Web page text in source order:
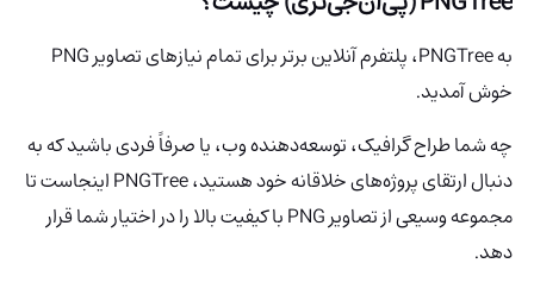
به PNGTree، پلتفرم آنلاین برتر برای تمام نیازهای تصاویر PNG
خوش آمدید.
چه شما طراح گرافیک، توسعه‌دهنده وب، یا صرفاً فردی باشید که به
دنبال ارتقای پروژه‌های خلاقانه خود هستید، PNGTree اینجاست تا
مجموعه وسیعی از تصاویر PNG با کیفیت بالا را در اختیار شما قرار
دهد.